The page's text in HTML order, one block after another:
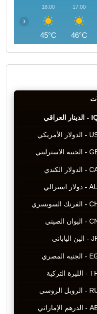
17:00
46°C
18:00
45°C
‹